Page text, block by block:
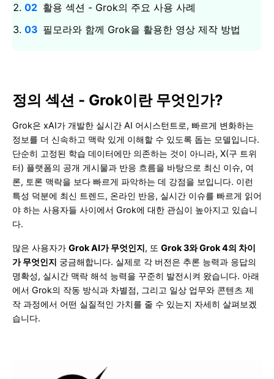
활용 섹션 - Grok의 주요 사용 사례
필모라와 함께 Grok을 활용한 영상 제작 방법
정의 섹션 - Grok이란 무엇인가?
Grok은 xAI가 개발한 실시간 AI 어시스턴트로, 빠르게 변화하는
정보를 더 신속하고 맥락 있게 이해할 수 있도록 돕는 모델입니다.
단순히 고정된 학습 데이터에만 의존하는 것이 아니라, X(구 트위
터) 플랫폼의 공개 게시물과 반응 흐름을 바탕으로 최신 이슈, 여
론, 토론 맥락을 보다 빠르게 파악하는 데 강점을 보입니다. 이런
특성 덕분에 최신 트렌드, 온라인 반응, 실시간 이슈를 빠르게 읽어
야 하는 사용자들 사이에서 Grok에 대한 관심이 높아지고 있습니
다.
많은 사용자가 Grok AI가 무엇인지, 또 Grok 3와 Grok 4의 차이
가 무엇인지 궁금해합니다. 실제로 각 버전은 추론 능력과 응답의
명확성, 실시간 맥락 해석 능력을 꾸준히 발전시켜 왔습니다. 아래
에서 Grok의 작동 방식과 차별점, 그리고 일상 업무와 콘텐츠 제
작 과정에서 어떤 실질적인 가치를 줄 수 있는지 자세히 살펴보겠
습니다.